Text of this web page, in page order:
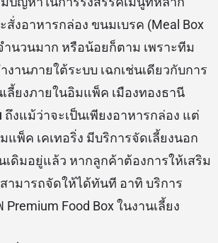
สั่งอาหารกล่อง ขนมเบรค (Meal Box
ำนวนมาก หรือน้อยก็ตาม เพราะทีม
งานภายใต้ระบบ เฉกเช่นเดียวกับการ
ลี้ยงภายในอิมแพ็ค เมืองทองธานี
ถึงแม้ว่าจะเป็นเพียงอาหารกล่อง แต่
แพ็ค เคเทอริ่ง มีบริการจัดเลี้ยงนอก
เดิมอยู่แล้ว หากลูกค้าต้องการให้เสริม
ามารถจัดให้ได้ทันที อาทิ บริการ
Food Box ในงานเลี้ยง